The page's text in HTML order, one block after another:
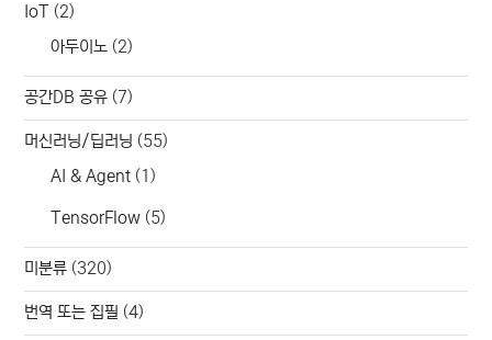
IoT (2)
아두이노 (2)
공간DB 공유 (7)
머신러닝/딥러닝 (55)
AI & Agent (1)
TensorFlow (5)
미분류 (320)
번역 또는 집필 (4)